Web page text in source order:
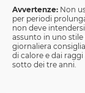
Avvertenze: Non
per periodi
non deve
assunto in uno
giornaliera
di calore e dai
sotto dei tre anni.